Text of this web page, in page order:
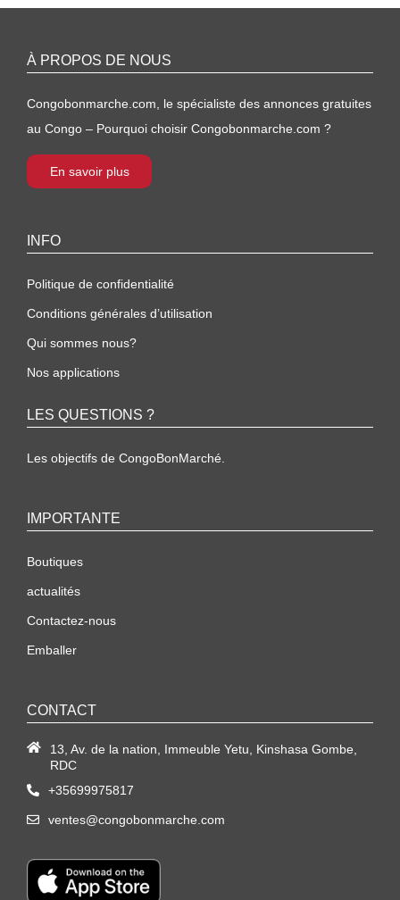
À PROPOS DE NOUS
Congobonmarche.com, le spécialiste des annonces gratuites
au Congo – Pourquoi choisir Congobonmarche.com ?
En savoir plus
INFO
Politique de confidentialité
Conditions générales d’utilisation
Qui sommes nous?
Nos applications
LES QUESTIONS ?
Les objectifs de CongoBonMarché.
IMPORTANTE
Boutiques
actualités
Contactez-nous
Emballer
CONTACT
13, Av. de la nation, Immeuble Yetu, Kinshasa Gombe,
RDC
+35699975817
ventes@congobonmarche.com